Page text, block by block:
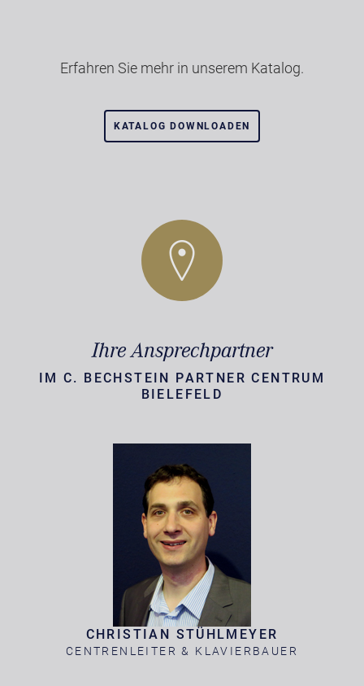
Erfahren Sie mehr in unserem Katalog.
KATALOG DOWNLOADEN
Ihre Ansprechpartner
IM C. BECHSTEIN PARTNER CENTRUM
BIELEFELD
CHRISTIAN STÜHLMEYER
CENTRENLEITER & KLAVIERBAUER